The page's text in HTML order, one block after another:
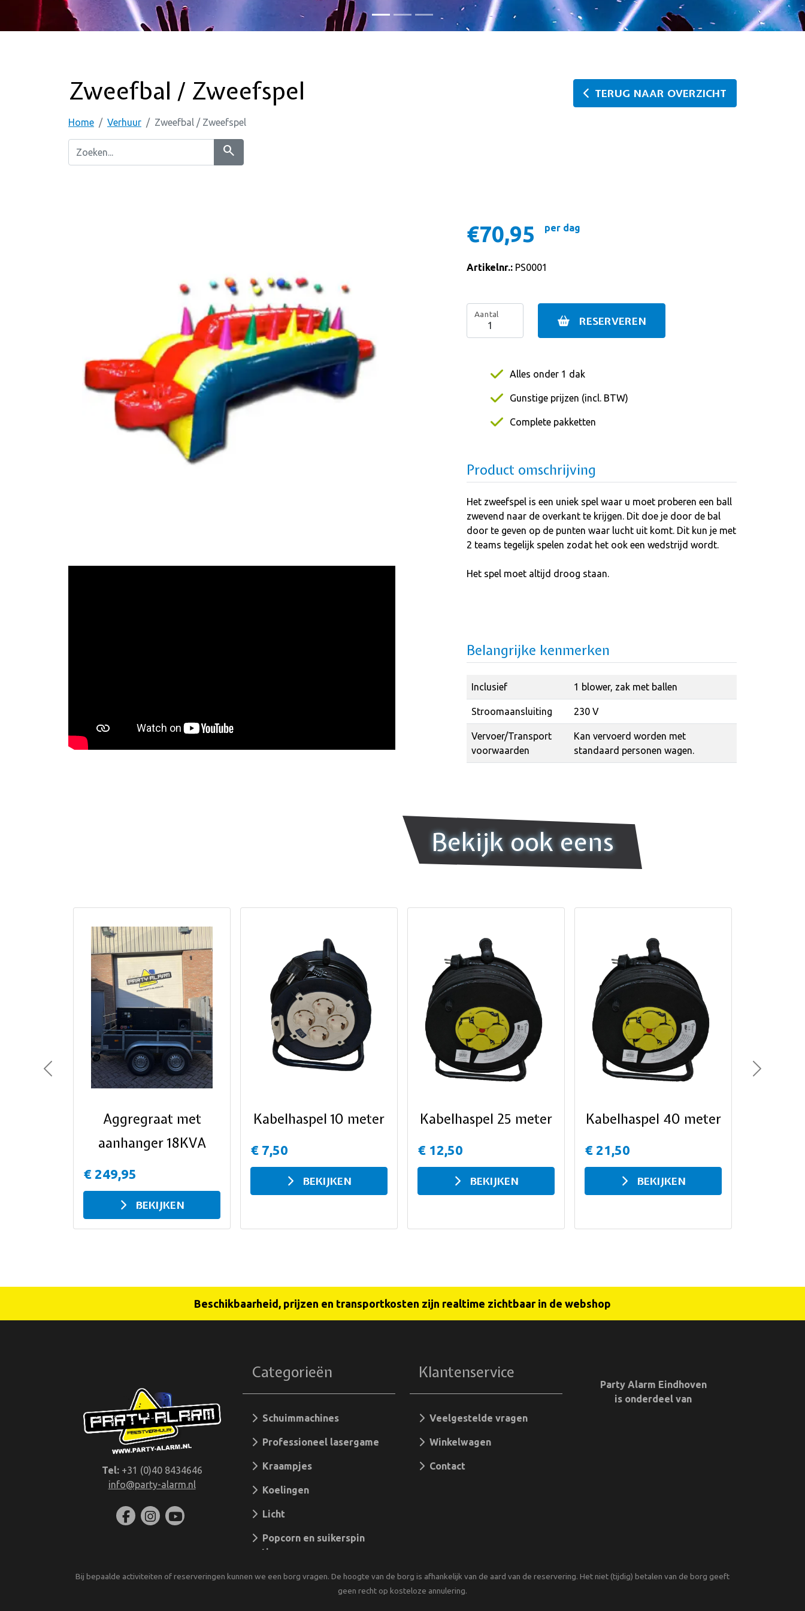
Zweefbal / Zweefspel
Home Verhuur Zweefbal / Zweefspel
search
TERUG NAAR OVERZICHT
€70,95 per dag
Artikelnr.: PS0001
Aantal RESERVEREN
Alles onder 1 dak
Gunstige prijzen (incl. BTW)
Complete pakketten
Product omschrijving
Het zweefspel is een uniek spel waar u moet proberen een ball
zwevend naar de overkant te krijgen. Dit doe je door de bal
door te geven op de punten waar lucht uit komt. Dit kun je met
2 teams tegelijk spelen zodat het ook een wedstrijd wordt.
Het spel moet altijd droog staan.
Belangrijke kenmerken
Inclusief 1 blower, zak met ballen
Stroomaansluiting 230 V
Vervoer/Transport
voorwaarden
Kan vervoerd worden met
standaard personen wagen.
Bekijk ook eens
Aggregraat met
aanhanger 18KVA
€ 249,95
BEKIJKEN
Kabelhaspel 10 meter
€ 7,50
BEKIJKEN
Kabelhaspel 25 meter
€ 12,50
BEKIJKEN
Kabelhaspel 40 meter
€ 21,50
BEKIJKEN
Previous Next
Beschikbaarheid, prijzen en transportkosten zijn realtime zichtbaar in de webshop
Tel:+31 (0)40 8434646
info@party-alarm.nl
Categorieën
Schuimmachines
Professioneel lasergame
Kraampjes
Koelingen
Licht
Popcorn en suikerspin
acties
Klantenservice
Veelgestelde vragen
Winkelwagen
Contact
Party Alarm Eindhoven
is onderdeel van
Bij bepaalde activiteiten of reserveringen kunnen we een borg vragen. De hoogte van de borg is afhankelijk van de aard van de reservering. Het niet (tijdig) betalen van de borg geeft
geen recht op kosteloze annulering.